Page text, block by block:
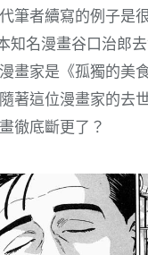
筆者續寫的例子是
知名漫畫谷口治郎
畫家是《孤獨的美
著這位漫畫家的去
徹底斷更了？